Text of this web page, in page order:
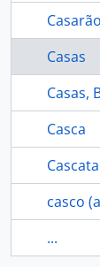
Casarão
Casas
Casas,
Casca
casco
...